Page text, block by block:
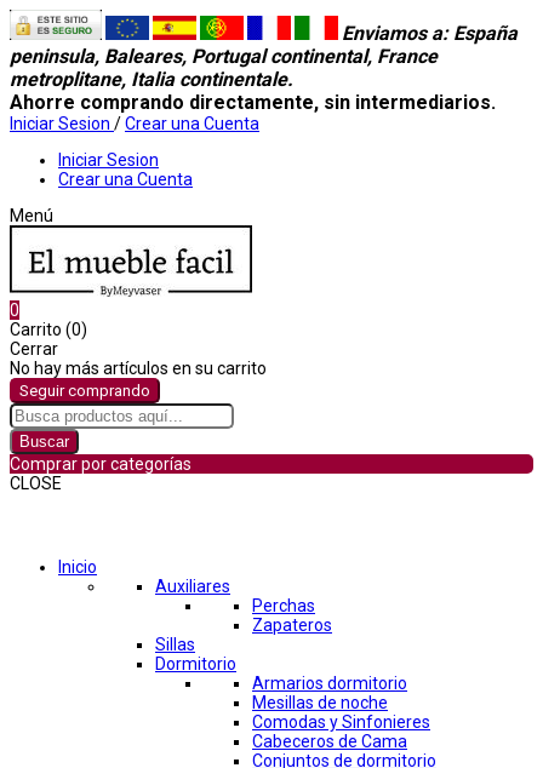
Enviamos a: España
peninsula, Baleares, Portugal continental, France
metroplitane, Italia continentale.
Ahorre comprando directamente, sin intermediarios.
Iniciar Sesion /Crear una Cuenta
Iniciar Sesion
Crear una Cuenta
Menú
0
Carrito (0)
Cerrar
No hay más artículos en su carrito
Seguir comprando
Buscar
Comprar por categorías
CLOSE
Inicio
Auxiliares
Perchas
Zapateros
Sillas
Dormitorio
Armarios dormitorio
Mesillas de noche
Comodas y Sinfonieres
Cabeceros de Cama
Conjuntos de dormitorio